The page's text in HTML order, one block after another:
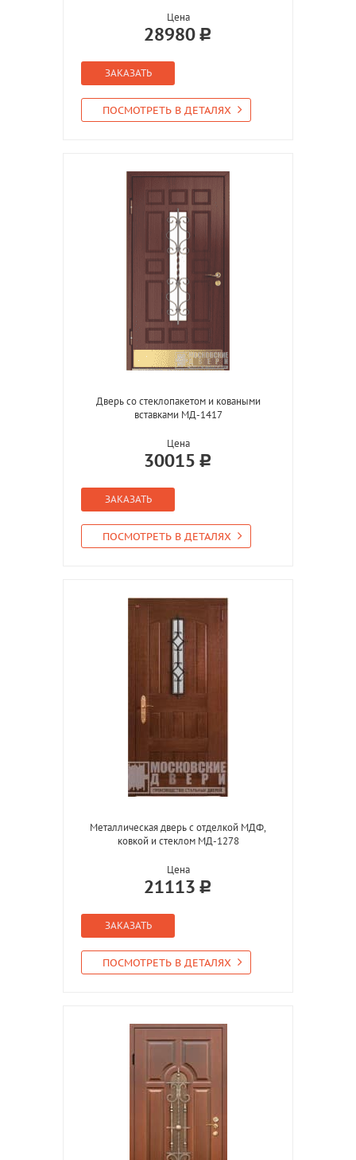
Цена
28980
ЗАКАЗАТЬ
ПОСМОТРЕТЬ В ДЕТАЛЯХ
Дверь со стеклопакетом и коваными
вставками МД-1417
Цена
30015
ЗАКАЗАТЬ
ПОСМОТРЕТЬ В ДЕТАЛЯХ
Металлическая дверь с отделкой МДФ,
ковкой и стеклом МД-1278
Цена
21113
ЗАКАЗАТЬ
ПОСМОТРЕТЬ В ДЕТАЛЯХ